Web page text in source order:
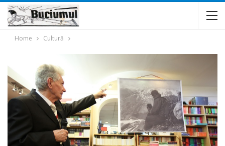
Home Cultură